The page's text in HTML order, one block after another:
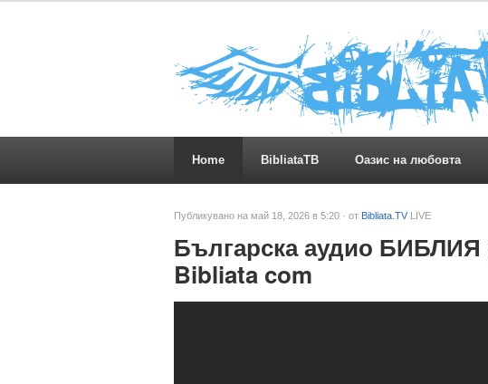
Home BibliataTB Оазис на любовта
Публикувано на май 18, 2026 в 5:20 · от Bibliata.TV LIVE
Българска аудио БИБЛИЯ
Bibliata com